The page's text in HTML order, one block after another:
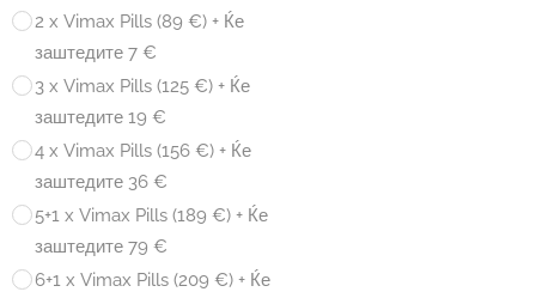
2 x Vimax Pills (89 €) + Ќе
заштедите 7 €
3 x Vimax Pills (125 €) + Ќе
заштедите 19 €
4 x Vimax Pills (156 €) + Ќе
заштедите 36 €
5+1 x Vimax Pills (189 €) + Ќе
заштедите 79 €
6+1 x Vimax Pills (209 €) + Ќе